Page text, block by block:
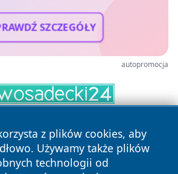
SZCZEGÓŁY
autopromocja
z plików cookies, aby
Używamy także plików
technologii od